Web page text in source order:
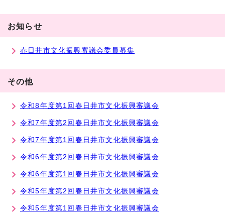
お知らせ
春日井市文化振興審議会委員募集
その他
令和8年度第1回春日井市文化振興審議会
令和7年度第2回春日井市文化振興審議会
令和7年度第1回春日井市文化振興審議会
令和6年度第2回春日井市文化振興審議会
令和6年度第1回春日井市文化振興審議会
令和5年度第2回春日井市文化振興審議会
令和5年度第1回春日井市文化振興審議会